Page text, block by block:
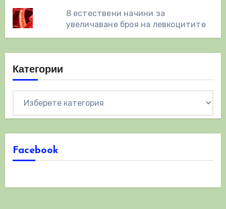
8 eстествени начини за
увеличаване броя на левкоцитите
Категории
Facebook